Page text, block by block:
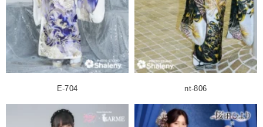
E-704 nt-806